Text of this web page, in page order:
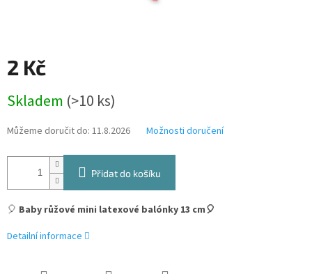
2 Kč
cena:
Skladem (>10 ks)
Můžeme doručit do: 11.8.2026 Možnosti doručení
Přidat do košíku
🎈 Baby růžové mini latexové balónky 13 cm🎈
Detailní informace